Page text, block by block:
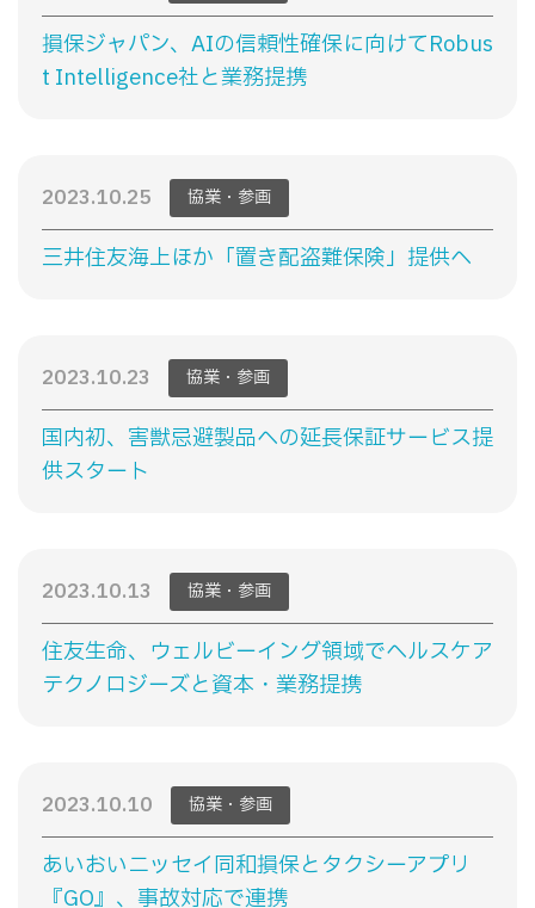
損保ジャパン、AIの信頼性確保に向けてRobus
t Intelligence社と業務提携
2023.10.25 協業・参画
三井住友海上ほか「置き配盗難保険」提供へ
2023.10.23 協業・参画
国内初、害獣忌避製品への延長保証サービス提
供スタート
2023.10.13 協業・参画
住友生命、ウェルビーイング領域でヘルスケア
テクノロジーズと資本・業務提携
2023.10.10 協業・参画
あいおいニッセイ同和損保とタクシーアプリ
『GO』、事故対応で連携